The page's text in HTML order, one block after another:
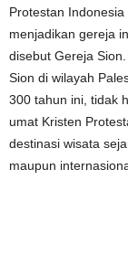
Protestan
menjadikan gereja
disebut Gereja
Sion di wilayah
300 tahun ini, tidak
umat Kristen
destinasi wisata
maupun